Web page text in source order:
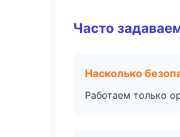
Часто
Насколько
Работаем только